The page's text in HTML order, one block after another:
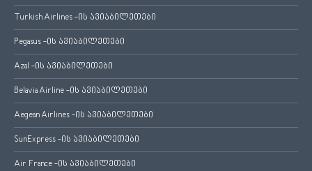
Turkish Airlines -ის ავიაბილეთები
Pegasus -ის ავიაბილეთები
Azal -ის ავიაბილეთები
Belavia Airline -ის ავიაბილეთები
Aegean Airlines -ის ავიაბილეთები
SunExpress -ის ავიაბილეთები
Air France -ის ავიაბილეთები